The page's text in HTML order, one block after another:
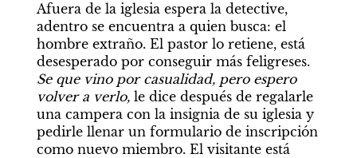
Afuera de la iglesia espera la detective,
adentro se encuentra a quien busca: el
hombre extraño. El pastor lo retiene, está
Se que vino por casualidad, pero espero
volver a verlo, le dice después de regalarle
una campera con la insignia de su iglesia y
pedirle llenar un formulario de inscripción
como nuevo miembro. El visitante está